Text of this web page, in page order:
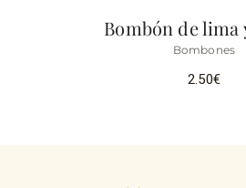
Bombón de lima
Bombones
2.50€